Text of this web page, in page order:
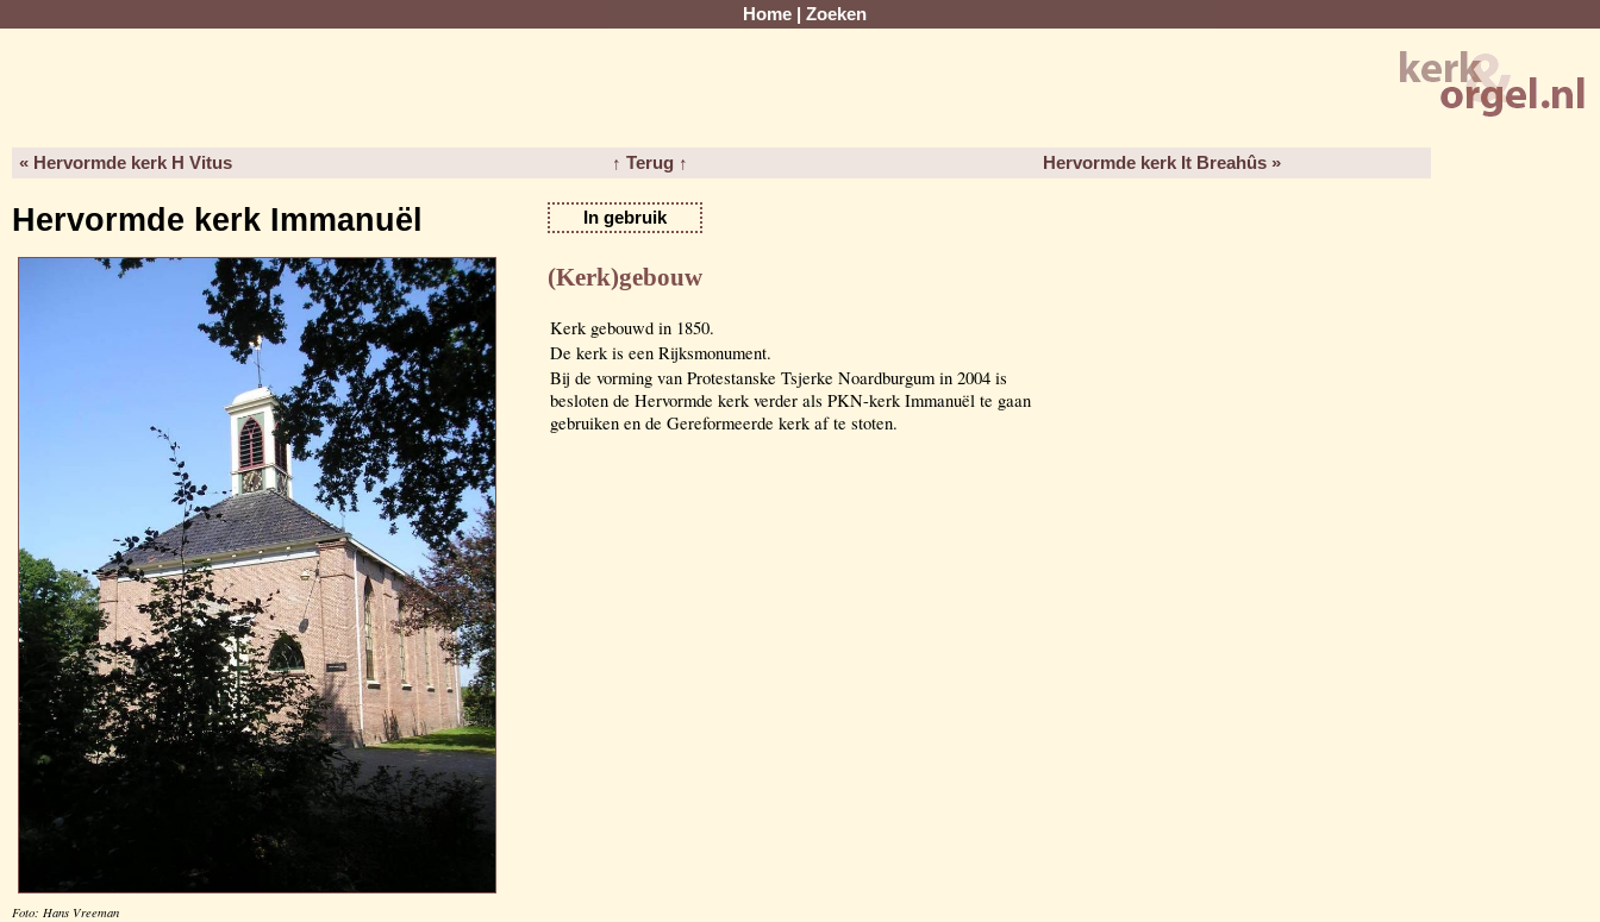
Home Zoeken
« Hervormde kerk H Vitus ↑ Terug ↑ Hervormde kerk It Breahûs »
Hervormde kerk Immanuël In gebruik
Foto: Hans Vreeman
(Kerk)gebouw
Kerk gebouwd in 1850.
De kerk is een Rijksmonument.
Bij de vorming van Protestanske Tsjerke Noardburgum in 2004 is
besloten de Hervormde kerk verder als PKN-kerk Immanuël te gaan
gebruiken en de Gereformeerde kerk af te stoten.